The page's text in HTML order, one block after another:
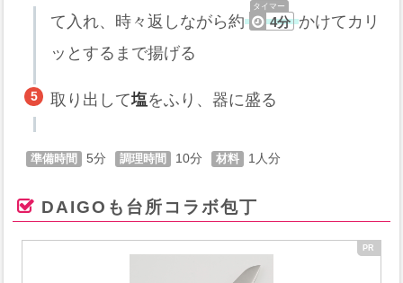
て入れ、時々返しながら約
4分 かけてカリ
ッとするまで揚げる
取り出して塩をふり、器に盛る
5 10 1
DAIGOも台所コラボ包丁